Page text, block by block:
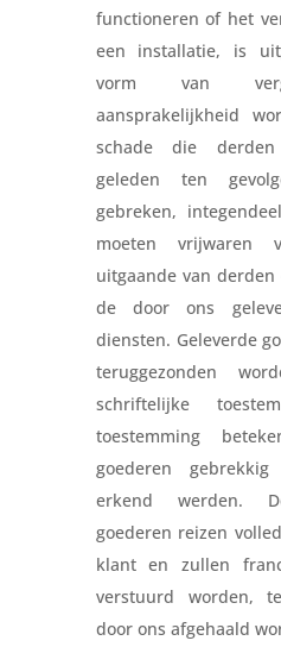
functioneren of het
een installatie, is
vorm van
aansprakelijkheid
schade die
geleden ten
gebreken,
moeten vrijwaren
uitgaande van
de door ons
diensten. Geleverde
teruggezonden
schriftelijke
toestemming
goederen
erkend werden.
goederen reizen
klant en zullen
verstuurd worden,
door ons afgehaald